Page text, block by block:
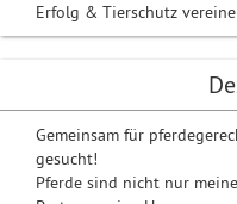
Erfolg & Tierschutz
Gemeinsam für
gesucht!
Pferde sind nicht nur